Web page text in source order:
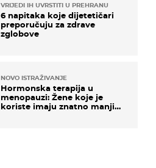
VRIJEDI IH UVRSTITI U PREHRANU
6 napitaka koje dijetetičari
preporučuju za zdrave
zglobove
NOVO ISTRAŽIVANJE
Hormonska terapija u
menopauzi: Žene koje je
koriste imaju znatno manji